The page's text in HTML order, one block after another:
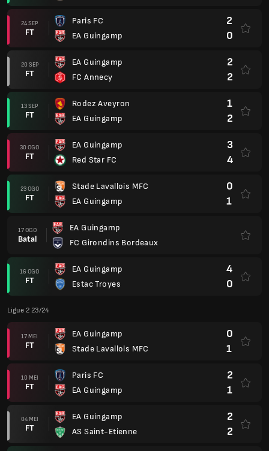
24 SEP
FT
Paris FC
EA Guingamp
2
0
20 SEP
FT
EA Guingamp
FC Annecy
2
2
13 SEP
FT
Rodez Aveyron
EA Guingamp
1
2
30 OGO
FT
EA Guingamp
Red Star FC
3
4
23 OGO
FT
Stade Lavallois MFC
EA Guingamp
0
1
17 OGO
Batal
EA Guingamp
FC Girondins Bordeaux
16 OGO
FT
EA Guingamp
Estac Troyes
4
0
Ligue 2 23/24
17 MEI
FT
EA Guingamp
Stade Lavallois MFC
0
1
10 MEI
FT
Paris FC
EA Guingamp
2
1
04 MEI
FT
EA Guingamp
AS Saint-Etienne
2
2